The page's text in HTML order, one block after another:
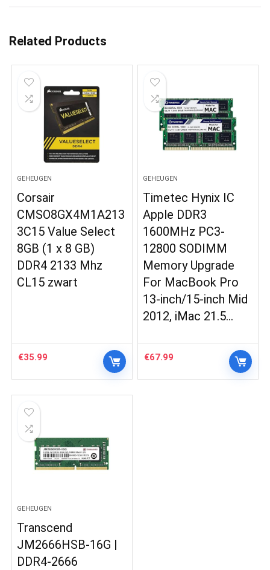
Related Products
GEHEUGEN
Corsair
CMSO8GX4M1A213
3C15 Value Select
8GB (1 x 8 GB)
DDR4 2133 Mhz
CL15 zwart
€35.99
GEHEUGEN
Timetec Hynix IC
Apple DDR3
1600MHz PC3-
12800 SODIMM
Memory Upgrade
For MacBook Pro
13-inch/15-inch Mid
2012, iMac 21.5…
€67.99
GEHEUGEN
Transcend
JM2666HSB-16G |
DDR4-2666